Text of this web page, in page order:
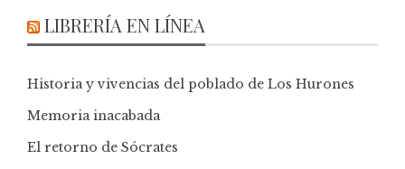
LIBRERÍA EN LÍNEA
Historia y vivencias del poblado de Los Hurones
Memoria inacabada
El retorno de Sócrates